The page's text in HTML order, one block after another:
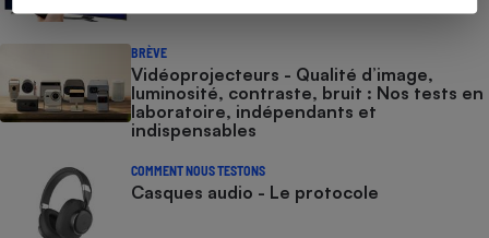
BRÈVE
Vidéoprojecteurs - Qualité d’image,
luminosité, contraste, bruit : Nos tests en
laboratoire, indépendants et
indispensables
COMMENT NOUS TESTONS
Casques audio - Le protocole